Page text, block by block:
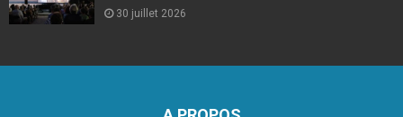
30 juillet 2026